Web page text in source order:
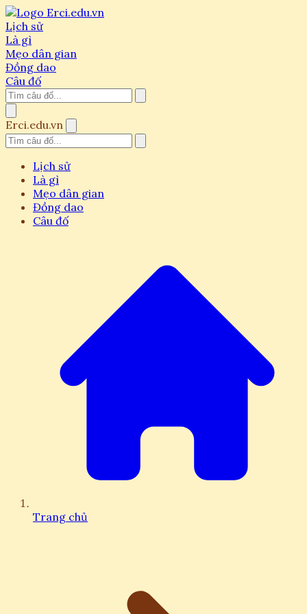
Lịch sử
Là gì
Mẹo dân gian
Đồng dao
Câu đố
Erci.edu.vn
Lịch sử
Là gì
Mẹo dân gian
Đồng dao
Câu đố
Trang chủ